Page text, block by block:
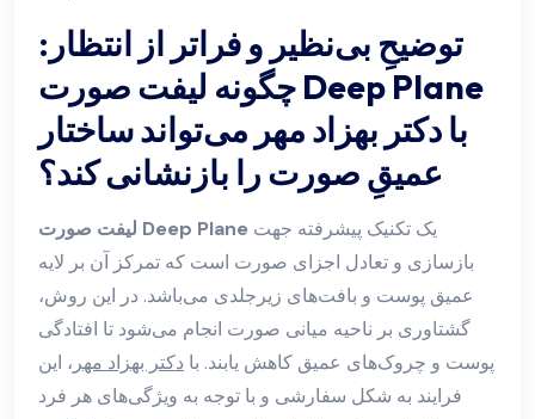
توضیحِ بی‌نظیر و فراتر از انتظار:
چگونه لیفت صورت Deep Plane
با دکتر بهزاد مهر می‌تواند ساختار
عمیقِ صورت را بازنشانی کند؟
لیفت صورت Deep Plane
بازسازی و تعادل اجزای صورت است که تمرکز آن بر لایه
عمیق پوست و بافت‌های زیرجلدی می‌باشد. در این روش،
گشتاوری بر ناحیه میانی صورت انجام می‌شود تا افتادگی
پوست و چروک‌های عمیق کاهش یابند. با دکتر بهزاد مهر ، این
فرایند به شکل سفارشی و با توجه به ویژگی‌های هر فرد